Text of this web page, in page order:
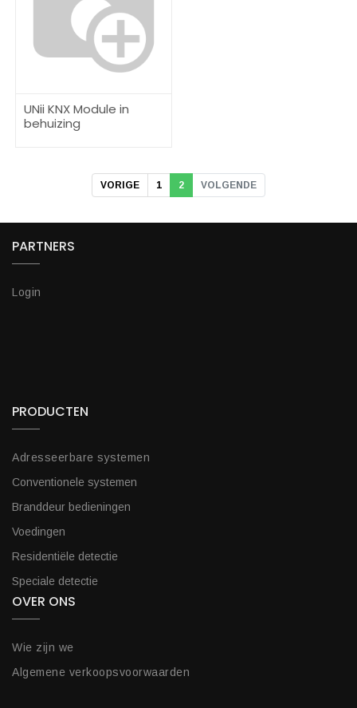
UNii KNX Module in
behuizing
VORIGE 1 2 VOLGENDE
PARTNERS
Login
PRODUCTEN
Adresseerbare systemen
Conventionele systemen
Branddeur bedieningen
Voedingen
Residentiële detectie
Speciale detectie
OVER ONS
Wie zijn we
Algemene verkoopsvoorwaarden